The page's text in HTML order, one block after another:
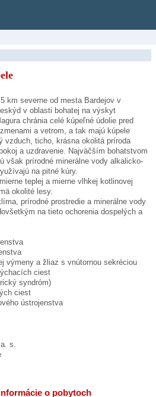
5 km severne od mesta Bardejov v
v oblasti bohatej na výskyt
chránia celé kúpeľné údolie pred
a vetrom, a tak majú kúpele
vzduch, ticho, krásna okolitá príroda
a uzdravenie. Najväčším bohatstvom
však prírodné minerálne vody alkalicko-
na pitné kúry.
teplej a mierne vlhkej kotlinovej
okolité lesy.
prírodné prostredie a minerálne vody
na tieto ochorenia dospelých a
výmeny a žliaz s vnútornou sekréciou
ciest
syndróm)
ciest
ústrojenstva
s.
o pobytoch